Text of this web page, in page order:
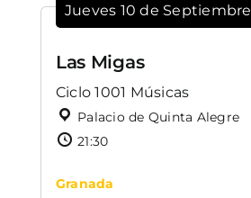
Jueves 10 de Septiembre
Las Migas
Ciclo 1001 Músicas
Palacio de Quinta Alegre
21:30
Granada